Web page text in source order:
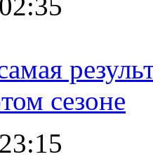
сезоне